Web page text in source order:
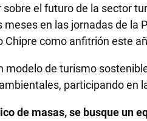
el futuro de la sector
en las jornadas de
Chipre como anfitrión este
modelo de turismo
participando en
de masas, se busque un